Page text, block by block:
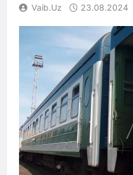
Vaib.uz 23.08.2024